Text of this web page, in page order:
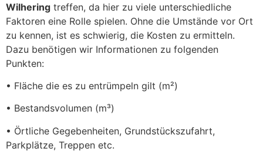
Wilhering treffen, da hier zu viele unterschiedliche
Faktoren eine Rolle spielen. Ohne die Umstände vor Ort
zu kennen, ist es schwierig, die Kosten zu ermitteln.
Dazu benötigen wir Informationen zu folgenden
Punkten:
• Fläche die es zu entrümpeln gilt (m²)
• Bestandsvolumen (m³)
• Örtliche Gegebenheiten, Grundstückszufahrt,
Parkplätze, Treppen etc.